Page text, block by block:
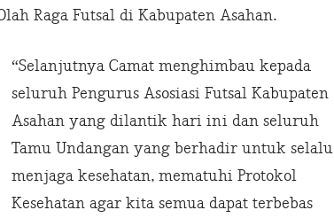
Raga Futsal di Kabupaten Asahan.
“Selanjutnya Camat menghimbau kepada
seluruh Pengurus Asosiasi Futsal Kabupaten
Asahan yang dilantik hari ini dan seluruh
Tamu Undangan yang berhadir untuk selalu
menjaga kesehatan, mematuhi Protokol
Kesehatan agar kita semua dapat terbebas